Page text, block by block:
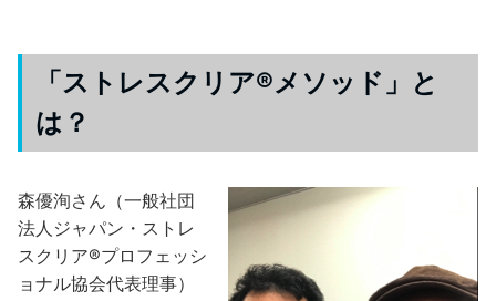
「ストレスクリア®メソッド」と
は？
森優洵さん（一般社団
法人ジャパン・ストレ
スクリア®プロフェッシ
ョナル協会代表理事）